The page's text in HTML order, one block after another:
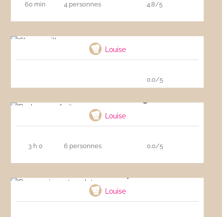
60 min 4 personnes 4.8/5
Louise
0.0/5
Louise
3 h 0 6 personnes 0.0/5
Louise